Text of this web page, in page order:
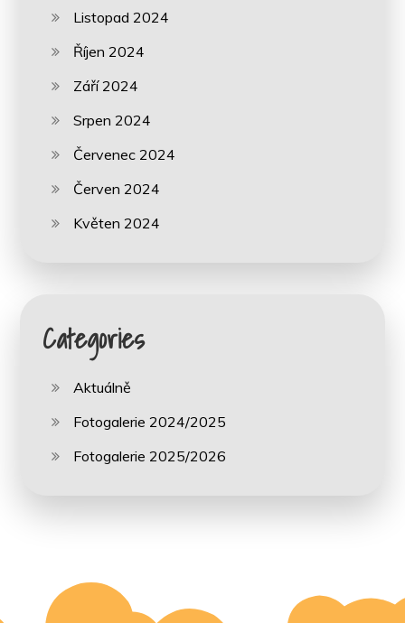
Listopad 2024
Říjen 2024
Září 2024
Srpen 2024
Červenec 2024
Červen 2024
Květen 2024
Categories
Aktuálně
Fotogalerie 2024/2025
Fotogalerie 2025/2026